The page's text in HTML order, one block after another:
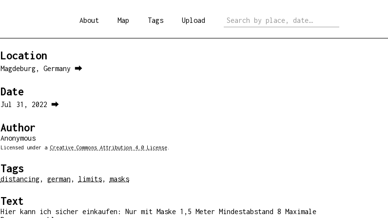
About Map Tags Upload
Location
Magdeburg, Germany ⮕
Date
Jul 31, 2022 ⮕
Author
Anonymous
Licensed under a Creative Commons Attribution 4.0 License.
Tags
distancing, german , limits, masks
Text
Hier kann ich sicher einkaufen: Nur mit Maske 1,5 Meter Mindestabstand 8 Maximale